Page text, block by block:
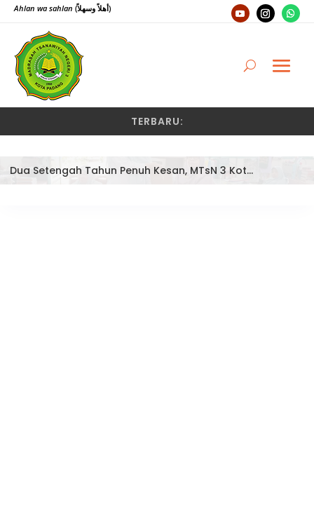
Ahlan wa sahlan (أهلاً وسهلاً)
TERBARU:
Dua Setengah Tahun Penuh Kesan, MTsN 3 Kota Padang Lepas Pengawas Pembina Dra. Nayusminar Nasrun